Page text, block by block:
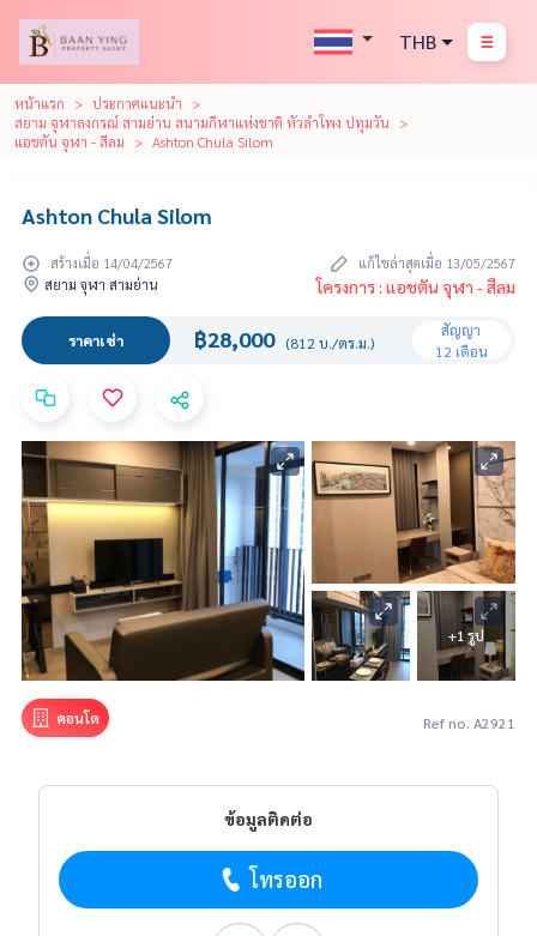
THB
หน้าแรก
ประกาศแนะนำ
สยาม จุฬาลงกรณ์ สามย่าน สนามกีฬาแห่งชาติ หัวลำโพง ปทุมวัน
แอชตัน จุฬา - สีลม
Ashton Chula Silom
Ashton Chula Silom
สร้างเมื่อ 14/04/2567
แก้ไขล่าสุดเมื่อ 13/05/2567
สยาม จุฬา สามย่าน
โครงการ : แอชตัน จุฬา - สีลม
ราคาเช่า ฿28,000 (812 บ./ตร.ม.)
สัญญา
12 เดือน
+1 รูป
คอนโด Ref no. A2921
ข้อมูลติดต่อ
โทรออก